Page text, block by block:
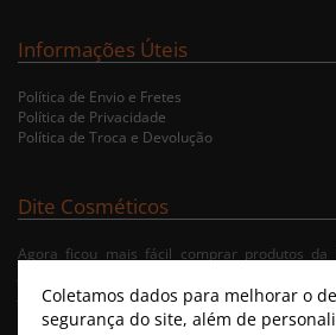
Informações Úteis
Política de Envio e Fretes
Política de Privacidade
Política de Troca e Devolução
Dite Cosméticos
Agora ficou mais fácil comprar produtos da
Jequiti nas cidades de Recife/PE, Olinda/PE,
Jaboatão/PE. A nossa loja virtual possibilita
e fazer pedido de Delivery no conforto da
Coletamos dados para melhorar o
segurança do site, além de